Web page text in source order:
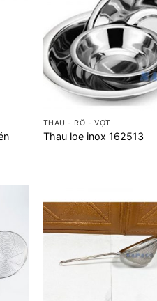
THAU - RỔ - VỢT
Thau loe inox 162513